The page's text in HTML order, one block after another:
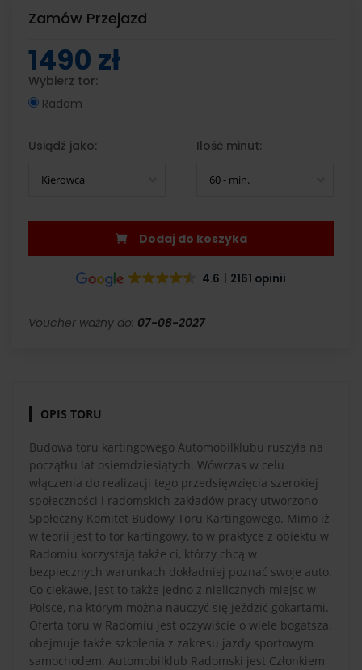
Zamów Przejazd
1490 zł
Wybierz tor:
Radom
Usiądź jako:
Kierowca
Ilość minut:
60 - min.
Dodaj do koszyka
4.6 2161 opinii
Voucher ważny do: 07-08-2027
OPIS TORU
Budowa toru kartingowego Automobilklubu ruszyła na
początku lat osiemdziesiątych. Wówczas w celu
włączenia do realizacji tego przedsięwzięcia szerokiej
społeczności i radomskich zakładów pracy utworzono
Społeczny Komitet Budowy Toru Kartingowego. Mimo iż
w teorii jest to tor kartingowy, to w praktyce z obiektu w
Radomiu korzystają także ci, którzy chcą w
bezpiecznych warunkach dokładniej poznać swoje auto.
Co ciekawe, jest to także jedno z nielicznych miejsc w
Polsce, na którym można nauczyć się jeździć gokartami.
Oferta toru w Radomiu jest oczywiście o wiele bogatsza,
obejmuje także szkolenia z zakresu jazdy sportowym
samochodem. Automobilklub Radomski jest Członkiem